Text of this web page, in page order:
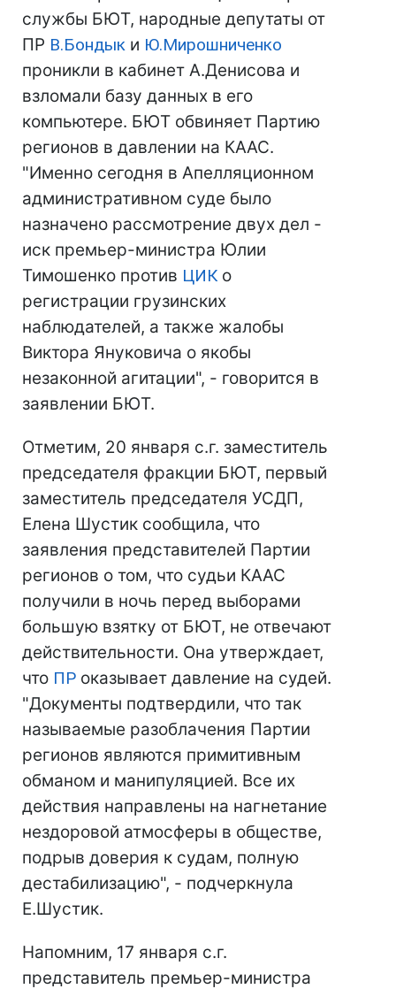
службы БЮТ, народные депутаты от
ПР В.Бондык и Ю.Мирошниченко
проникли в кабинет А.Денисова и
взломали базу данных в его
компьютере. БЮТ обвиняет Партию
регионов в давлении на КААС.
"Именно сегодня в Апелляционном
административном суде было
назначено рассмотрение двух дел -
иск премьер-министра Юлии
Тимошенко против ЦИКо
регистрации грузинских
наблюдателей, а также жалобы
Виктора Януковича о якобы
незаконной агитации", - говорится в
заявлении БЮТ.
Отметим, 20 января с.г. заместитель
председателя фракции БЮТ, первый
заместитель председателя УСДП,
Елена Шустик сообщила, что
заявления представителей Партии
регионов о том, что судьи КААС
получили в ночь перед выборами
большую взятку от БЮТ, не отвечают
действительности. Она утверждает,
что ПР оказывает давление на судей.
"Документы подтвердили, что так
называемые разоблачения Партии
регионов являются примитивным
обманом и манипуляцией. Все их
действия направлены на нагнетание
нездоровой атмосферы в обществе,
подрыв доверия к судам, полную
дестабилизацию", - подчеркнула
Е.Шустик.
Напомним, 17 января с.г.
представитель премьер-министра